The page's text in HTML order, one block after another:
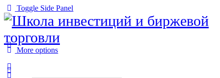
Toggle Side Panel
More options